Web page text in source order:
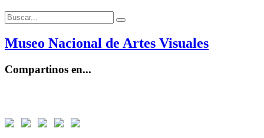
Buscar:
Buscar
Museo Nacional de Artes Visuales
Compartinos en...